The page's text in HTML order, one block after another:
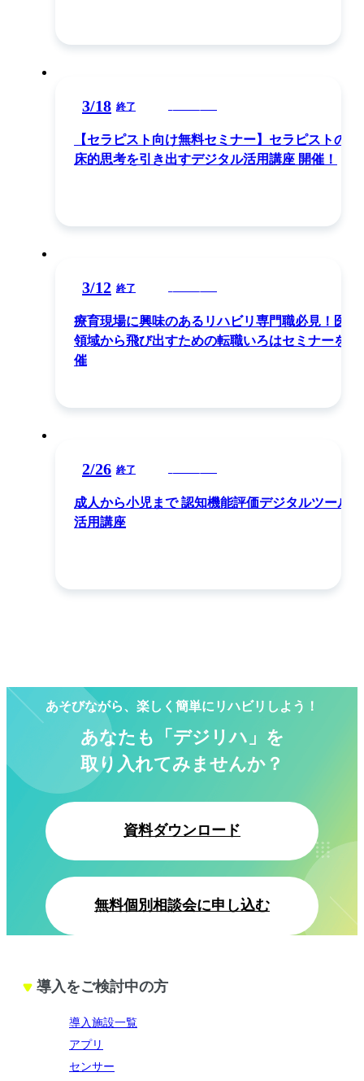
3/18 終了
【セラピスト向け無料セミナー】セラピストの臨
床的思考を引き出すデジタル活用講座 開催！
3/12 終了
療育現場に興味のあるリハビリ専門職必見！医療
領域から飛び出すための転職いろはセミナーを開
催
2/26 終了
成人から小児まで 認知機能評価デジタルツール
活用講座
あそびながら、楽しく簡単にリハビリしよう！
あなたも「デジリハ」を
取り入れてみませんか？
資料ダウンロード
無料個別相談会に申し込む
導入をご検討中の方
導入施設一覧
アプリ
センサー